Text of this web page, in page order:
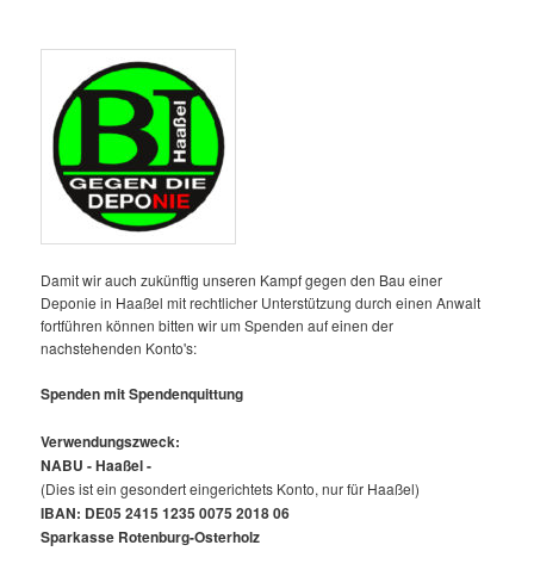
Damit wir auch zukünftig unseren Kampf gegen den Bau einer
Deponie in Haaßel mit rechtlicher Unterstützung durch einen Anwalt
fortführen können bitten wir um Spenden auf einen der
nachstehenden Konto's:
Spenden mit Spendenquittung
Verwendungszweck:
NABU - Haaßel -
(Dies ist ein gesondert eingerichtets Konto, nur für Haaßel)
IBAN: DE05 2415 1235 0075 2018 06
Sparkasse Rotenburg-Osterholz